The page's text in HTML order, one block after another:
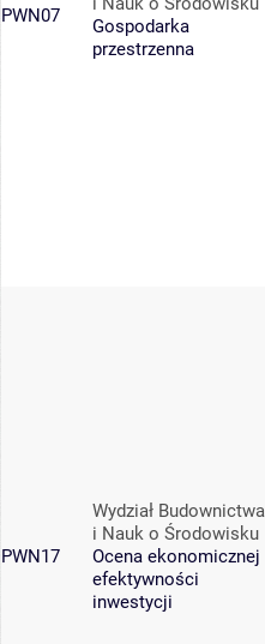
PWN07
Gospodarka
przestrzenna
PWN17
Wydział Budownictwa
i Nauk o Środowisku
Ocena ekonomicznej
efektywności
inwestycji